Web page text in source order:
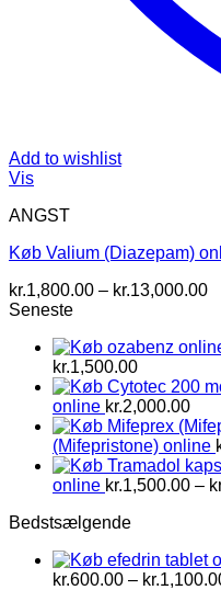
Add to wishlist
Vis
ANGST
Køb Valium (Diazepam)
kr.1,800.00 – kr.13,000.00
Seneste
kr.1,500.00Prisinterval:
kr.800.00
til
kr.1,500.00
online kr.2,000.00
(Mifepristone) online
online kr.1,500.00 –
Bedstsælgende
kr.600.00 – kr.